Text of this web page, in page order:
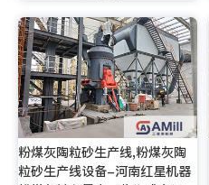
粉煤灰陶粒砂生产线,粉煤灰陶
粒砂生产线设备-河南红星机器